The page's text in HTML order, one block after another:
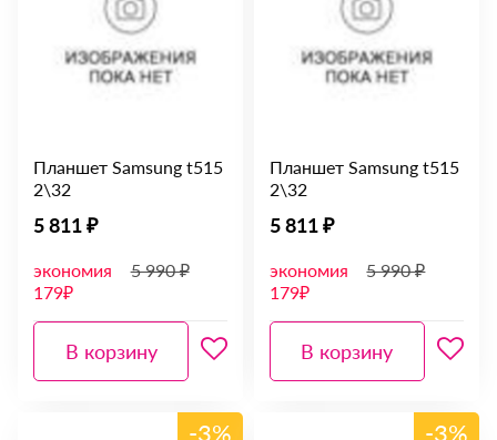
Планшет Samsung t515
2\32
5 811 ₽
экономия
179₽
5 990 ₽
В корзину
Планшет Samsung t515
2\32
5 811 ₽
экономия
179₽
5 990 ₽
В корзину
-3% -3%